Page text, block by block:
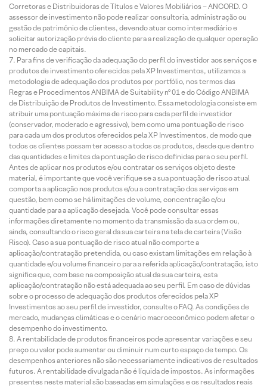
Corretoras e Distribuidoras de Títulos e Valores Mobiliários – ANCORD. O
assessor de investimento não pode realizar consultoria, administração ou
gestão de patrimônio de clientes, devendo atuar como intermediário e
solicitar autorização prévia do cliente para a realização de qualquer operação
no mercado de capitais.
Para fins de verificação da adequação do perfil do investidor aos serviços e
produtos de investimento oferecidos pela XP Investimentos, utilizamos a
metodologia de adequação dos produtos por portfólio, nos termos das
Regras e Procedimentos ANBIMA de Suitability nº 01 e do Código ANBIMA
de Distribuição de Produtos de Investimento. Essa metodologia consiste em
atribuir uma pontuação máxima de risco para cada perfil de investidor
(conservador, moderado e agressivo), bem como uma pontuação de risco
para cada um dos produtos oferecidos pela XP Investimentos, de modo que
todos os clientes possam ter acesso a todos os produtos, desde que dentro
das quantidades e limites da pontuação de risco definidas para o seu perfil.
Antes de aplicar nos produtos e/ou contratar os serviços objeto deste
material, é importante que você verifique se a sua pontuação de risco atual
comporta a aplicação nos produtos e/ou a contratação dos serviços em
questão, bem como se há limitações de volume, concentração e/ou
quantidade para a aplicação desejada. Você pode consultar essas
informações diretamente no momento da transmissão da sua ordem ou,
ainda, consultando o risco geral da sua carteira na tela de carteira (Visão
Risco). Caso a sua pontuação de risco atual não comporte a
aplicação/contratação pretendida, ou caso existam limitações em relação à
quantidade e/ou volume financeiro para a referida aplicação/contratação, isto
significa que, com base na composição atual da sua carteira, esta
aplicação/contratação não está adequada ao seu perfil. Em caso de dúvidas
sobre o processo de adequação dos produtos oferecidos pela XP
Investimentos ao seu perfil de investidor, consulte o FAQ. As condições de
mercado, mudanças climáticas e o cenário macroeconômico podem afetar o
desempenho do investimento.
A rentabilidade de produtos financeiros pode apresentar variações e seu
preço ou valor pode aumentar ou diminuir num curto espaço de tempo. Os
desempenhos anteriores não são necessariamente indicativos de resultados
futuros. A rentabilidade divulgada não é líquida de impostos. As informações
presentes neste material são baseadas em simulações e os resultados reais